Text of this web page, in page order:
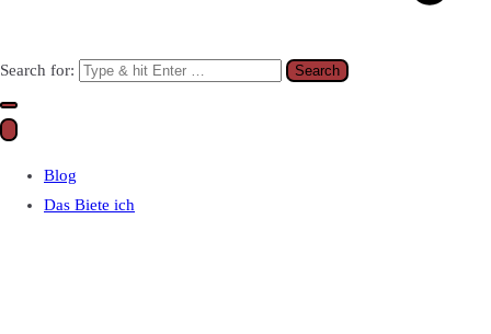
Search for:
Blog
Das Biete ich